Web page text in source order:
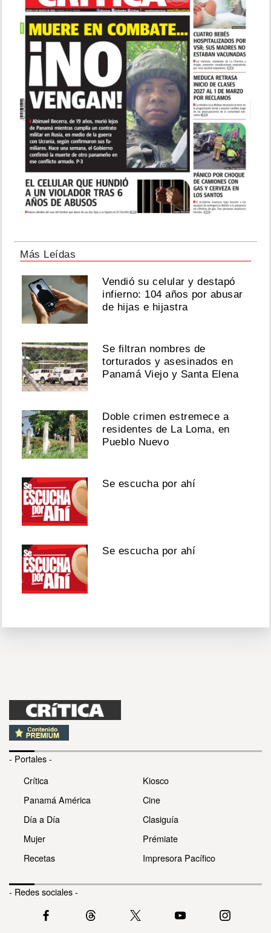
Más Leídas
Vendió su celular y destapó
infierno: 104 años por abusar
de hijas e hijastra
Se filtran nombres de
torturados y asesinados en
Panamá Viejo y Santa Elena
Doble crimen estremece a
residentes de La Loma, en
Pueblo Nuevo
Se escucha por ahí
Se escucha por ahí
- Portales -
Crítica
Panamá América
Día a Día
Mujer
Recetas
Kiosco
Cine
Clasiguía
Prémiate
Impresora Pacífico
- Redes sociales -